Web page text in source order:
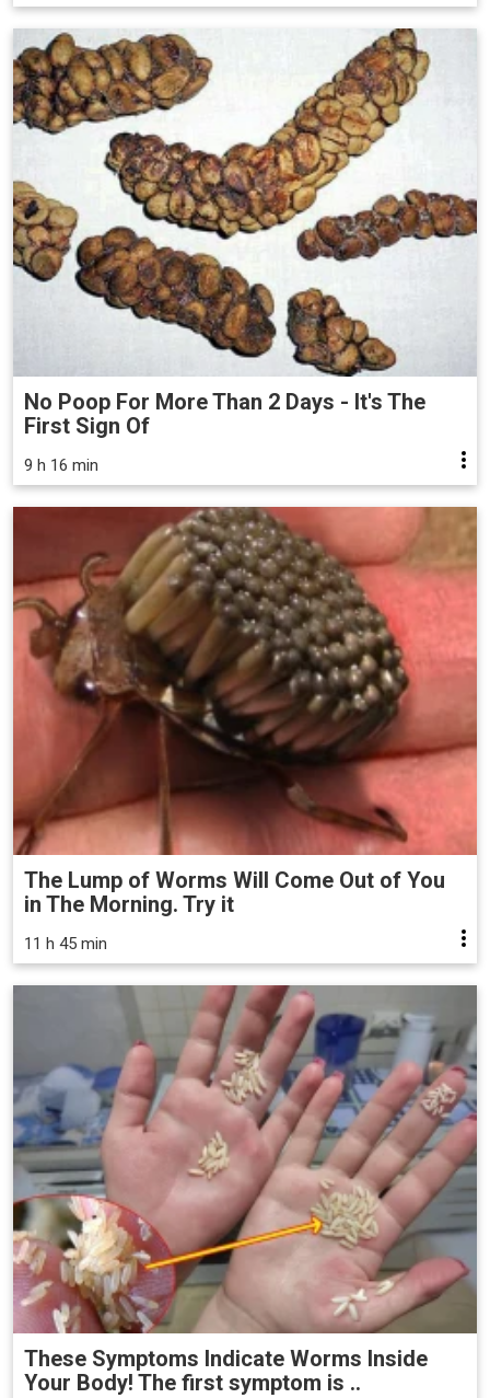
No Poop For More Than 2 Days - It's The
First Sign Of
9 h 16 min
The Lump of Worms Will Come Out of You
in The Morning. Try it
11 h 45 min
These Symptoms Indicate Worms Inside
Your Body! The first symptom is ..